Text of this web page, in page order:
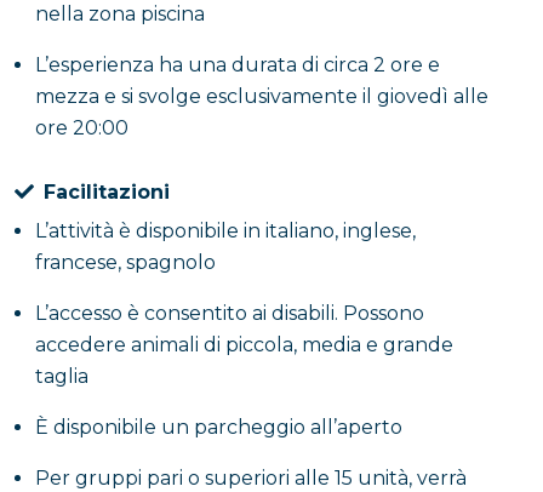
nella zona piscina
L’esperienza ha una durata di circa 2 ore e
mezza e si svolge esclusivamente il giovedì alle
ore 20:00
Facilitazioni
L’attività è disponibile in italiano, inglese,
francese, spagnolo
L’accesso è consentito ai disabili. Possono
accedere animali di piccola, media e grande
taglia
È disponibile un parcheggio all’aperto
Per gruppi pari o superiori alle 15 unità, verrà